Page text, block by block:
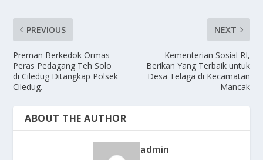
PREVIOUS
Preman Berkedok Ormas
Peras Pedagang Teh Solo
di Ciledug Ditangkap Polsek
Ciledug.
NEXT
Kementerian Sosial RI,
Berikan Yang Terbaik untuk
Desa Telaga di Kecamatan
Mancak
ABOUT THE AUTHOR
admin